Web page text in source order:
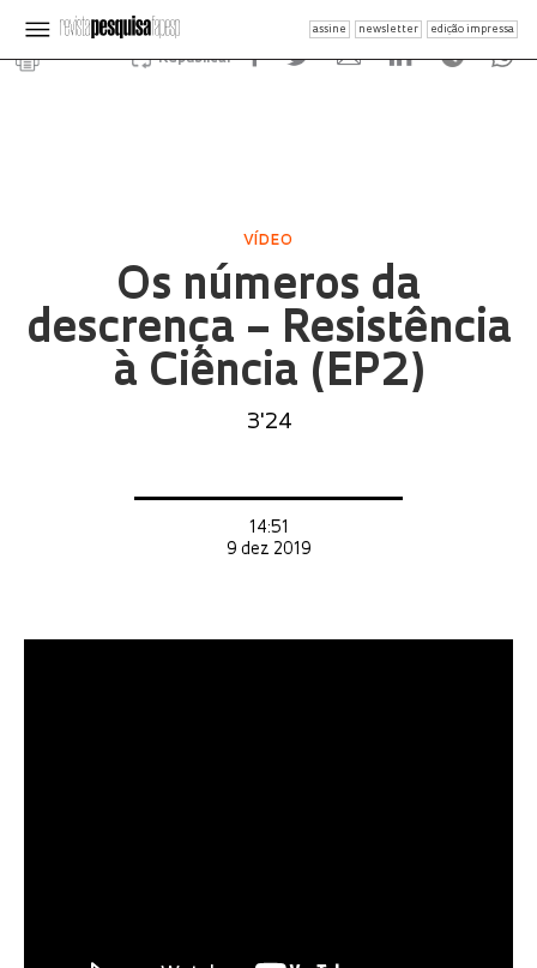
assine newsletter edição impressa
Republicar
VÍDEO
Os números da
descrença – Resistência
à Ciência (EP2)
3'24
14:51
9 dez 2019